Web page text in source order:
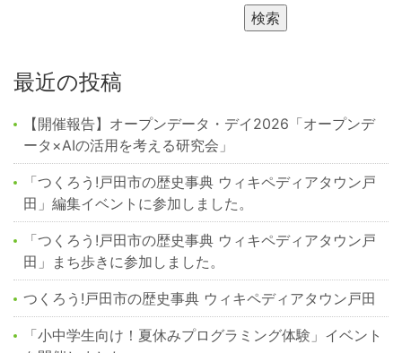
検索
最近の投稿
【開催報告】オープンデータ・デイ2026「オープンデ
ータ×AIの活用を考える研究会」
「つくろう!戸田市の歴史事典 ウィキペディアタウン戸
田」編集イベントに参加しました。
「つくろう!戸田市の歴史事典 ウィキペディアタウン戸
田」まち歩きに参加しました。
つくろう!戸田市の歴史事典 ウィキペディアタウン戸田
「小中学生向け！夏休みプログラミング体験」イベント